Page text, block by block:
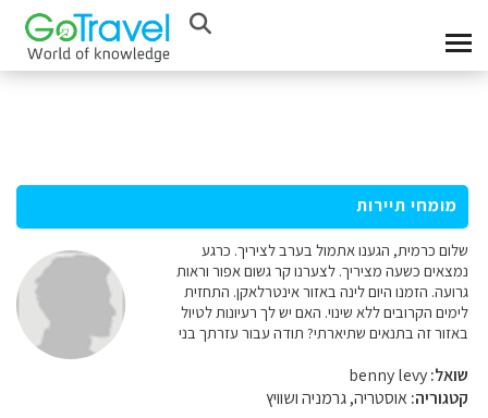
מומחי תיירות
שלום כרמית, הגענו אתמול בערב לציריך. כרגע
נמצאים כשעה מציריך. לצערנו קר גשום אפור וראות
גרועה. הזמנו היום לינה באזור אינטרלאקן. התחזית
לימים הקרובים ללא שינוי. האם יש לך רעיונות לטיול
באזור זה בתנאים שתיארתי? תודה עבור עזרתך בני
שואל:
קטגוריה:אוסטריה, גרמניה ושוויץ